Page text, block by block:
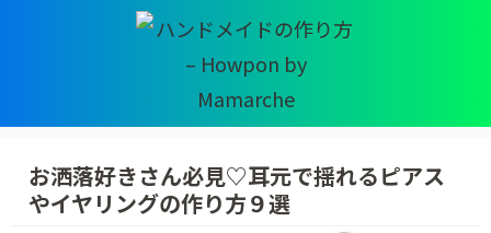
お洒落好きさん必見♡耳元で揺れるピアス
やイヤリングの作り方９選